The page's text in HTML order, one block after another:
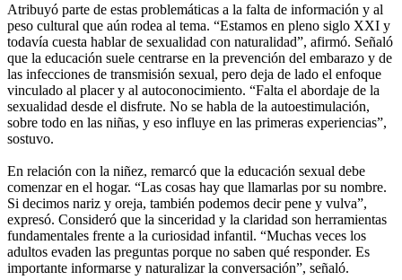
Atribuyó parte de estas problemáticas a la falta de información y al
peso cultural que aún rodea al tema. “Estamos en pleno siglo XXI y
todavía cuesta hablar de sexualidad con naturalidad”, afirmó. Señaló
que la educación suele centrarse en la prevención del embarazo y de
las infecciones de transmisión sexual, pero deja de lado el enfoque
vinculado al placer y al autoconocimiento. “Falta el abordaje de la
sexualidad desde el disfrute. No se habla de la autoestimulación,
sobre todo en las niñas, y eso influye en las primeras experiencias”,
sostuvo.
En relación con la niñez, remarcó que la educación sexual debe
comenzar en el hogar. “Las cosas hay que llamarlas por su nombre.
Si decimos nariz y oreja, también podemos decir pene y vulva”,
expresó. Consideró que la sinceridad y la claridad son herramientas
fundamentales frente a la curiosidad infantil. “Muchas veces los
adultos evaden las preguntas porque no saben qué responder. Es
importante informarse y naturalizar la conversación”, señaló.